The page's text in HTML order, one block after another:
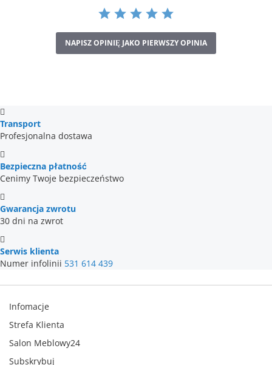
NAPISZ OPINIĘ JAKO PIERWSZY OPINIA
Transport
Profesjonalna dostawa
Bezpieczna płatność
Cenimy Twoje bezpieczeństwo
Gwarancja zwrotu
30 dni na zwrot
Serwis klienta
Numer infolinii 531 614 439
Infomacje
Strefa Klienta
Salon Meblowy24
Subskrybuj